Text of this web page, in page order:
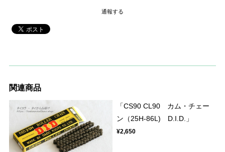
通報する
関連商品
「CS90 CL90 カム・チェー
ン（25H-86L) D.I.D.」
¥2,650